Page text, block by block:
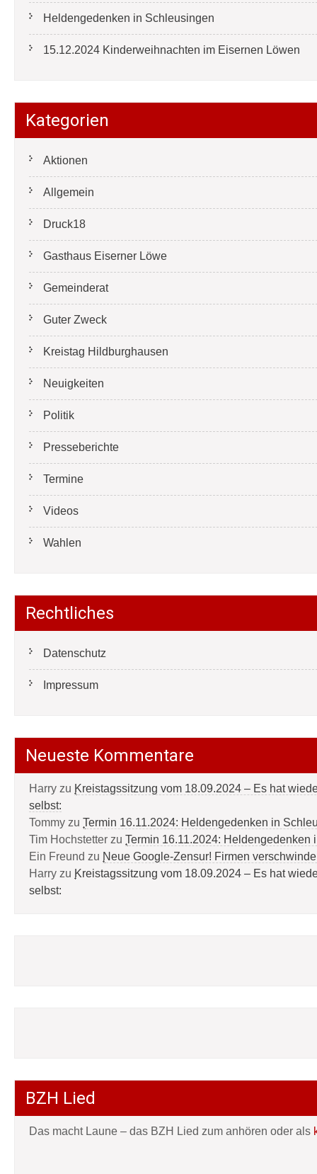
Heldengedenken in Schleusingen
15.12.2024 Kinderweihnachten im Eisernen Löwen
Kategorien
Aktionen
Allgemein
Druck18
Gasthaus Eiserner Löwe
Gemeinderat
Guter Zweck
Kreistag Hildburghausen
Neuigkeiten
Politik
Presseberichte
Termine
Videos
Wahlen
Rechtliches
Datenschutz
Impressum
Neueste Kommentare
Harry zu Kreistagssitzung vom 18.09.2024 – Es hat
selbst:
Tommy zu Termin 16.11.2024: Heldengedenken in
Tim Hochstetter zu Termin 16.11.2024: Heldengedenken
Ein Freund zu Neue Google-Zensur! Firmen
Harry zu Kreistagssitzung vom 18.09.2024 – Es hat
selbst:
BZH Lied
Das macht Laune – das BZH Lied zum anhören oder als